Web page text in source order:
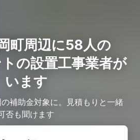
町周辺に58人の
の設置工事業者が
います
補助金対象に。見積もりと一緒
否も聞けます